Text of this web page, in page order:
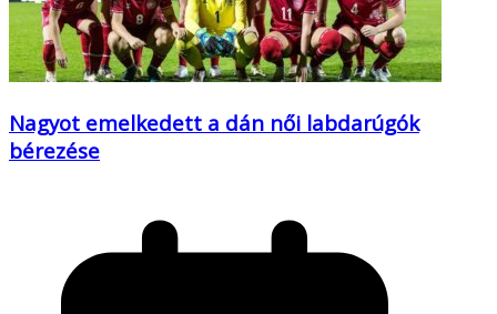
Nagyot emelkedett a dán női labdarúgók
bérezése